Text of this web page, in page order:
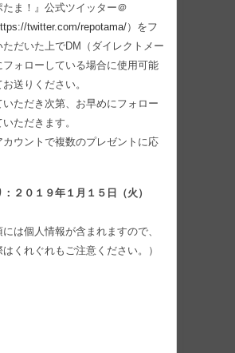
ま！』公式ツイッター＠
twitter.com/repotama/）をフ
ただいた上でDM（ダイレクトメー
フォローしている場合に使用可能
送りください。
いただき次第、お早めにフォロー
ただきます。
カウントで複数のプレゼントに応
２０１９年１月１５日（火）
は個人情報が含まれますので、
くれぐれもご注意ください。）